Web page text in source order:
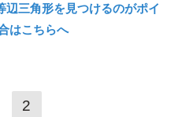
辺三角形を見つけるのがポイ
はこちらへ
2